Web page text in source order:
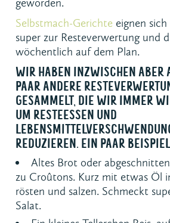
geworden.
Selbstmach-Gerichte eignen
super zur Resteverwertung und
wöchentlich auf dem Plan.
WIR HABEN INZWISCHEN ABER
PAAR ANDERE
GESAMMELT, DIE WIR IMMER
UM RESTEESSEN UND
REDUZIEREN. EIN PAAR
Altes Brot oder
zu Croûtons. Kurz mit etwas Öl
rösten und salzen. Schmeckt
Salat.